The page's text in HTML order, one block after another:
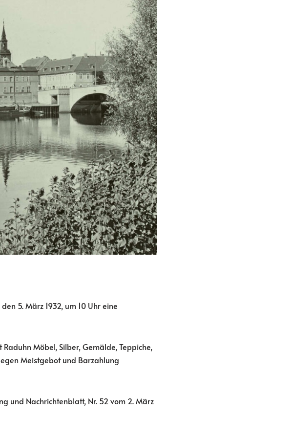
5. März 1932, um 10 Uhr eine
Möbel, Silber, Gemälde, Teppiche,
Meistgebot und Barzahlung
und Nachrichtenblatt, Nr. 52 vom 2. März